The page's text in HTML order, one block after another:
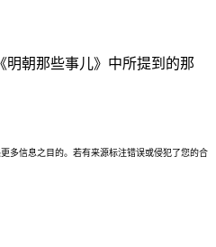
朝那些事儿》中所提到的那
多信息之目的。若有来源标注错误或侵犯了您的合